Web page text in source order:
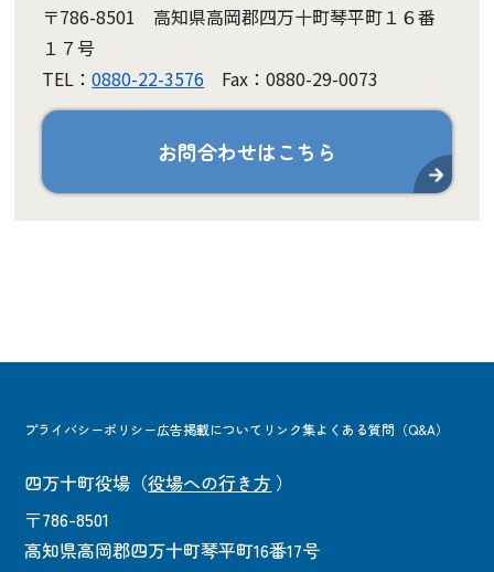
〒786-8501 高知県高岡郡四万十町琴平町１６番
１７号
TEL：0880-22-3576 Fax：0880-29-0073
お問合わせはこちら
プライバシーポリシー広告掲載について リンク集よくある質問（Q&A）
四万十町役場 （役場への行き方 ）
〒786-8501
高知県高岡郡四万十町琴平町16番17号